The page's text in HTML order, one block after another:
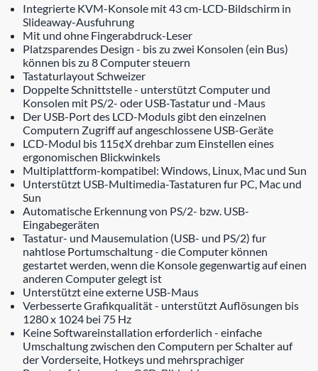
Integrierte KVM-Konsole mit 43 cm-LCD-Bildschirm in
Slideaway-Ausfuhrung
Mit und ohne Fingerabdruck-Leser
Platzsparendes Design - bis zu zwei Konsolen (ein Bus)
können bis zu 8 Computer steuern
Tastaturlayout Schweizer
Doppelte Schnittstelle - unterstützt Computer und
Konsolen mit PS/2- oder USB-Tastatur und -Maus
Der USB-Port des LCD-Moduls gibt den einzelnen
Computern Zugriff auf angeschlossene USB-Geräte
LCD-Modul bis 115¢X drehbar zum Einstellen eines
ergonomischen Blickwinkels
Multiplattform-kompatibel: Windows, Linux, Mac und Sun
Unterstützt USB-Multimedia-Tastaturen fur PC, Mac und
Sun
Automatische Erkennung von PS/2- bzw. USB-
Eingabegeräten
Tastatur- und Mausemulation (USB- und PS/2) fur
nahtlose Portumschaltung - die Computer können
gestartet werden, wenn die Konsole gegenwartig auf einen
anderen Computer gelegt ist
Unterstützt eine externe USB-Maus
Verbesserte Grafikqualität - unterstützt Auflösungen bis
1280 x 1024 bei 75 Hz
Keine Softwareinstallation erforderlich - einfache
Umschaltung zwischen den Computern per Schalter auf
der Vorderseite, Hotkeys und mehrsprachiger